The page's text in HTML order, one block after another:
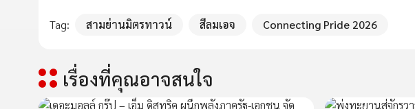
Tag: สามย่านมิตรทาวน์ สีลมเอจ Connecting Pride 2026
เรื่องที่คุณอาจสนใจ